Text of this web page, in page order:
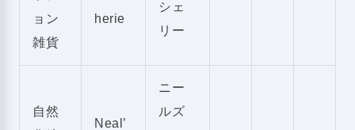
ョン
雑貨
herie
シェ
リー
自然
Neal’
ニー
ルズ